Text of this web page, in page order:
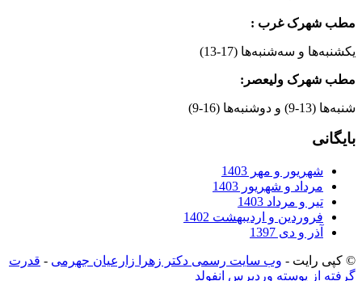
مطب شهرک غرب :
یکشنبه‌ها و سه‌شنبه‌ها (17-13)
مطب شهرک ولیعصر:
شنبه‌ها (13-9) و دوشنبه‌ها (16-9)
بایگانی
شهریور و مهر 1403
مرداد و شهریور 1403
تیر و مرداد 1403
فروردین و اردیبهشت 1402
آذر و دی 1397
© کپی رایت - وب سایت رسمی دکتر زهرا زارعیان جهرمی - قدرت
گرفته از پوسته وردپرس انفولد